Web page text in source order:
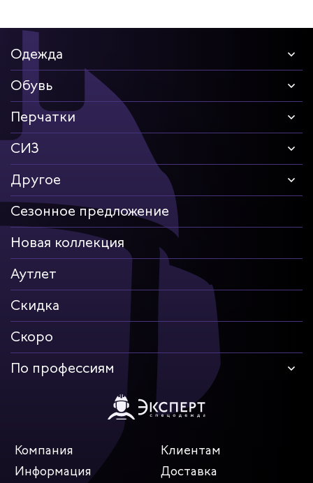
Одежда
Обувь
Перчатки
СИЗ
Другое
Сезонное предложение
Новая коллекция
Аутлет
Скидка
Скоро
По профессиям
Компания
Клиентам
Информация
Доставка